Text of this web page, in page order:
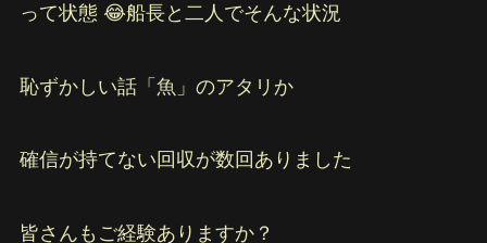
って状態 😂船長と二人でそんな状況
恥ずかしい話「魚」のアタリか
確信が持てない回収が数回ありました
皆さんもご経験ありますか？